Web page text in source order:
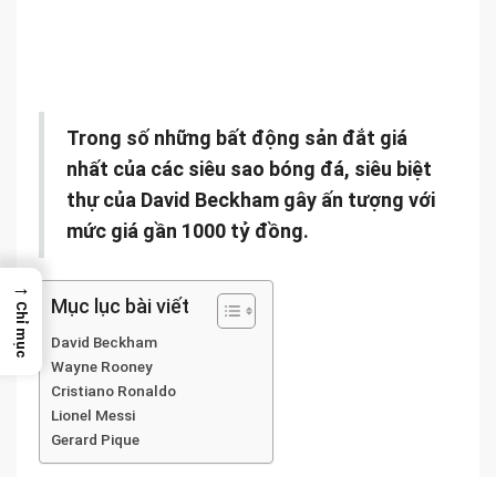
Trong số những bất động sản đắt giá
nhất của các siêu sao bóng đá, siêu biệt
thự của David Beckham gây ấn tượng với
mức giá gần 1000 tỷ đồng.
Mục lục bài viết
David Beckham
Wayne Rooney
Cristiano Ronaldo
Lionel Messi
Gerard Pique
→
Chỉ mục